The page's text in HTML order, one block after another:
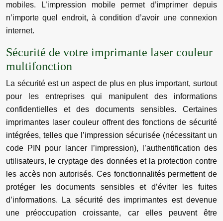
mobiles. L’impression mobile permet d’imprimer depuis
n’importe quel endroit, à condition d’avoir une connexion
internet.
Sécurité de votre imprimante laser couleur
multifonction
La sécurité est un aspect de plus en plus important, surtout
pour les entreprises qui manipulent des informations
confidentielles et des documents sensibles. Certaines
imprimantes laser couleur offrent des fonctions de sécurité
intégrées, telles que l’impression sécurisée (nécessitant un
code PIN pour lancer l’impression), l’authentification des
utilisateurs, le cryptage des données et la protection contre
les accès non autorisés. Ces fonctionnalités permettent de
protéger les documents sensibles et d’éviter les fuites
d’informations. La sécurité des imprimantes est devenue
une préoccupation croissante, car elles peuvent être